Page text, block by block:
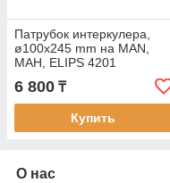
Патрубок интеркулера,
ø100x245 mm на MAN,
МАН, ELIPS 4201
6 800 ₸
Купить
О нас